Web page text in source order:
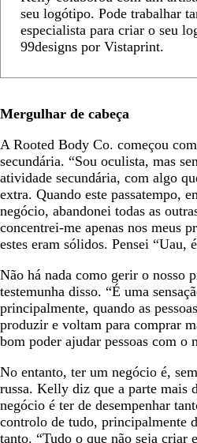
seu logótipo. Pode trabalhar
especialista para criar o seu
99designs por Vistaprint.
Mergulhar de cabeça
A Rooted Body Co. começou
secundária. “Sou oculista, mas
atividade secundária, com algo
extra. Quando este passatempo,
negócio, abandonei todas as
concentrei-me apenas nos meus
estes eram sólidos. Pensei “Uau,
Não há nada como gerir o nosso
testemunha disso. “É uma
principalmente, quando as
produzir e voltam para comprar
bom poder ajudar pessoas com o
No entanto, ter um negócio é,
russa. Kelly diz que a parte mais
negócio é ter de desempenhar
controlo de tudo, principalmente
tanto. “Tudo o que não seja criar